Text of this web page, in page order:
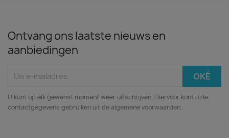
Ontvang ons laatste nieuws en
aanbiedingen
U kunt op elk gewenst moment weer uitschrijven. Hiervoor kunt u de
contactgegevens gebruiken uit de algemene voorwaarden.